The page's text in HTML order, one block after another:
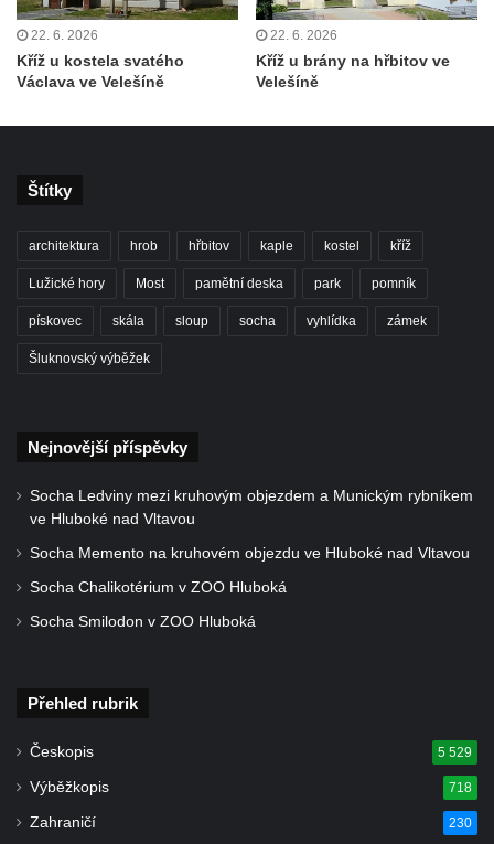
Kříž u domu čp. 113 na Vlčí Hoře
Kříž pod domem čp. 177 na Vlčí Hoře
Centrální kříž hřbitova Vlčí Hora
ve Velkém Šenově
Želkovic pod horou Libeš
Vilouni v Třebívlicích
Kříž na rozcestí naproti domu čp. 714 v
Lučanech nad Nisou
Centrální kříž hřbitova Šumburk nad
Desnou v Tanvaldu
ve Starých Křečanech
Kříž u domu čp. 39 v Rybništi
Kříž u domu čp. 2 v Rybništi
22. 6. 2026
Kříž u kostela svatého
Václava ve Velešíně
22. 6. 2026
Kříž u brány na hřbitov ve
Velešíně
Štítky
architektura hrob hřbitov kaple kostel kříž
Lužické hory Most pamětní deska park pomník
pískovec skála sloup socha vyhlídka zámek
Šluknovský výběžek
Nejnovější příspěvky
Socha Ledviny mezi kruhovým objezdem a Munickým rybníkem
ve Hluboké nad Vltavou
Socha Memento na kruhovém objezdu ve Hluboké nad Vltavou
Socha Chalikotérium v ZOO Hluboká
Socha Smilodon v ZOO Hluboká
Přehled rubrik
Českopis 5 529
Výběžkopis 718
Zahraničí 230